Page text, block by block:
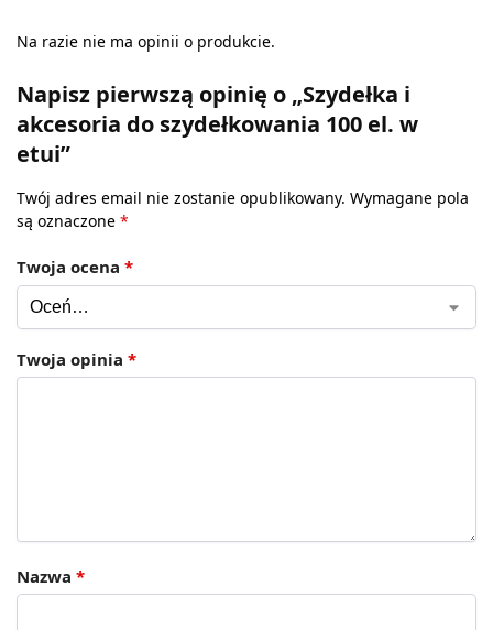
Na razie nie ma opinii o produkcie.
Napisz pierwszą opinię o „Szydełka i
akcesoria do szydełkowania 100 el. w
etui”
Twój adres email nie zostanie opublikowany. Wymagane pola
są oznaczone *
Twoja ocena *
Twoja opinia *
Nazwa *